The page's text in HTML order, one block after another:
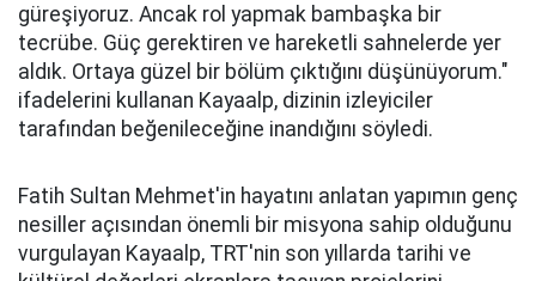
güreşiyoruz. Ancak rol yapmak bambaşka bir
tecrübe. Güç gerektiren ve hareketli sahnelerde yer
aldık. Ortaya güzel bir bölüm çıktığını düşünüyorum."
ifadelerini kullanan Kayaalp, dizinin izleyiciler
tarafından beğenileceğine inandığını söyledi.
Fatih Sultan Mehmet'in hayatını anlatan yapımın genç
nesiller açısından önemli bir misyona sahip olduğunu
vurgulayan Kayaalp, TRT'nin son yıllarda tarihi ve